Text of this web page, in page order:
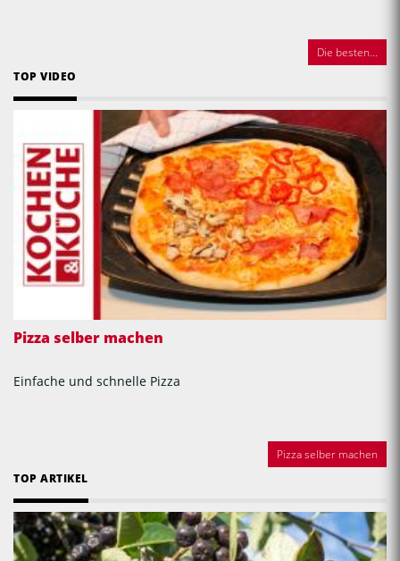
Die besten...
TOP VIDEO
Pizza selber machen
Einfache und schnelle Pizza
Pizza selber machen
TOP ARTIKEL